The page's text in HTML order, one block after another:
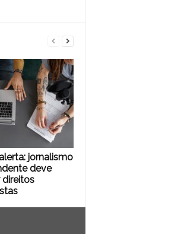
jornalismo
deve
direitos